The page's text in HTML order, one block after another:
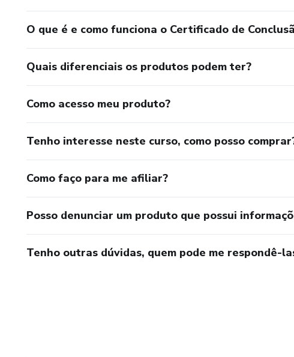
O que é e como funciona o Certificado de
Quais diferenciais os produtos podem ter?
Como acesso meu produto?
Tenho interesse neste curso, como posso
Como faço para me afiliar?
Posso denunciar um produto que possui
Tenho outras dúvidas, quem pode me respondê-